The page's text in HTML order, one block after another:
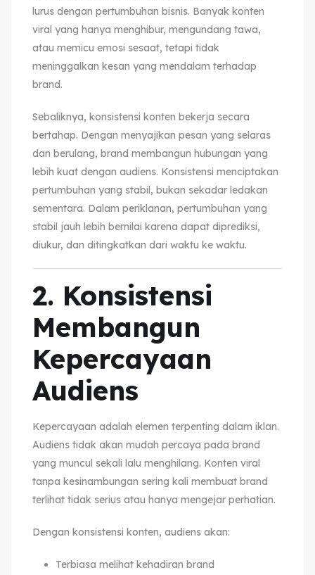
lurus dengan pertumbuhan bisnis. Banyak konten
viral yang hanya menghibur, mengundang tawa,
atau memicu emosi sesaat, tetapi tidak
meninggalkan kesan yang mendalam terhadap
brand.
Sebaliknya, konsistensi konten bekerja secara
bertahap. Dengan menyajikan pesan yang selaras
dan berulang, brand membangun hubungan yang
lebih kuat dengan audiens. Konsistensi menciptakan
pertumbuhan yang stabil, bukan sekadar ledakan
sementara. Dalam periklanan, pertumbuhan yang
stabil jauh lebih bernilai karena dapat diprediksi,
diukur, dan ditingkatkan dari waktu ke waktu.
2. Konsistensi
Membangun
Kepercayaan
Audiens
Kepercayaan adalah elemen terpenting dalam iklan.
Audiens tidak akan mudah percaya pada brand
yang muncul sekali lalu menghilang. Konten viral
tanpa kesinambungan sering kali membuat brand
terlihat tidak serius atau hanya mengejar perhatian.
Dengan konsistensi konten, audiens akan:
Terbiasa melihat kehadiran brand